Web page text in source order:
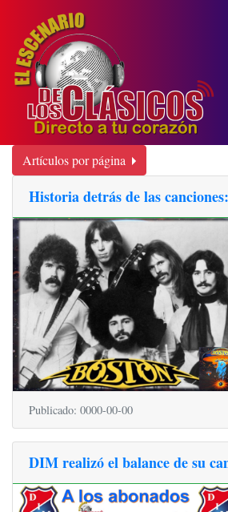
Artículos por página
Historia detrás de las
Publicado: 0000-00-00
DIM realizó el balance de su